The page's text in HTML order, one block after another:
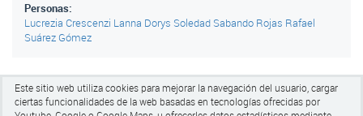
Personas:
Lucrezia Crescenzi Lanna Dorys Soledad Sabando Rojas Rafael
Suárez Gómez
Este sitio web utiliza cookies para mejorar la navegación del usuario, cargar
ciertas funcionalidades de la web basadas en tecnologías ofrecidas por